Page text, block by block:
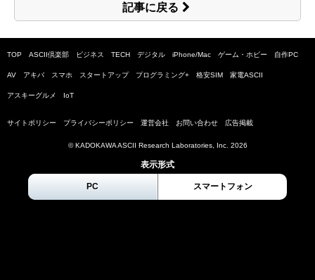
記事に戻る
TOP ASCII倶楽部 ビジネス TECH デジタル iPhone/Mac ゲーム・ホビー 自作PC
AV アキバ スマホ スタートアップ プログラミング+ 格安SIM 家電ASCII
アスキーグルメ IoT
サイトポリシー プライバシーポリシー 運営会社 お問い合わせ 広告掲載
© KADOKAWA ASCII Research Laboratories, Inc. 2026
表示形式
PC スマートフォン